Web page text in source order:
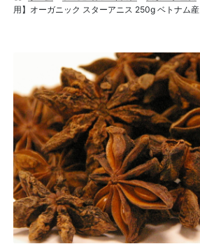
用】オーガニック スターアニス 250g ベトナム産